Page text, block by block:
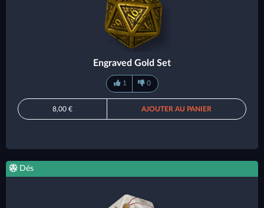
Engraved Gold Set
1 0
8,00 € AJOUTER AU PANIER
Dés